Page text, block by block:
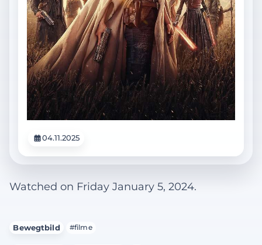
04.11.2025
Watched on Friday January 5, 2024.
Bewegtbild #filme